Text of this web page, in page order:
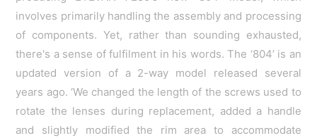
involves primarily handling the assembly and processing
of components. Yet, rather than sounding exhausted,
there's a sense of fulfilment in his words. The ‘804’ is an
updated version of a 2-way model released several
years ago. ‘We changed the length of the screws used to
rotate the lenses during replacement, added a handle
and slightly modified the rim area to accommodate